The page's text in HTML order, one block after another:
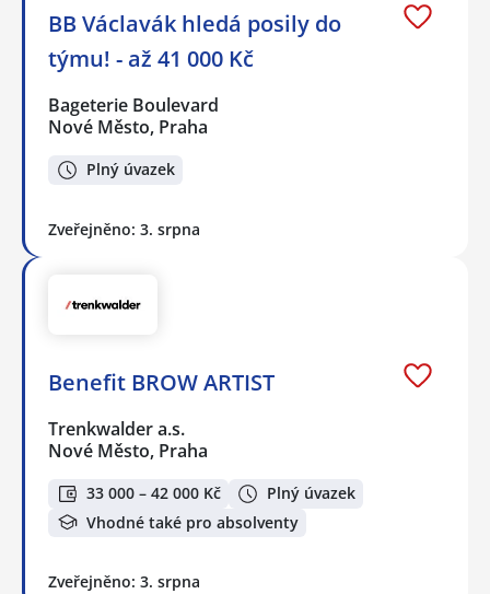
BB Václavák hledá posily do
týmu! - až 41 000 Kč
Bageterie Boulevard
Nové Město, Praha
Plný úvazek
Zveřejněno: 3. srpna
Benefit BROW ARTIST
Trenkwalder a.s.
Nové Město, Praha
33 000 – 42 000 Kč
Plný úvazek
Vhodné také pro absolventy
Zveřejněno: 3. srpna